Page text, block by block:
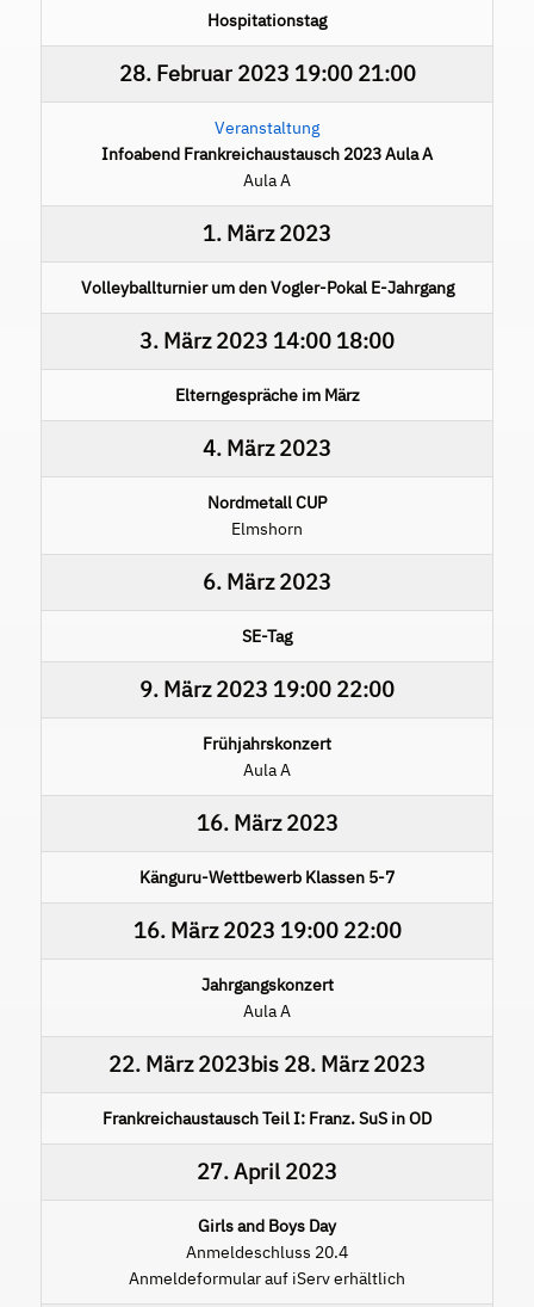
Hospitationstag
28. Februar 2023 19:00 21:00
Veranstaltung
Infoabend Frankreichaustausch 2023 Aula A
Aula A
1. März 2023
Volleyballturnier um den Vogler-Pokal E-Jahrgang
3. März 2023 14:00 18:00
Elterngespräche im März
4. März 2023
Nordmetall CUP
Elmshorn
6. März 2023
SE-Tag
9. März 2023 19:00 22:00
Frühjahrskonzert
Aula A
16. März 2023
Känguru-Wettbewerb Klassen 5-7
16. März 2023 19:00 22:00
Jahrgangskonzert
Aula A
22. März 2023bis 28. März 2023
Frankreichaustausch Teil I: Franz. SuS in OD
27. April 2023
Girls and Boys Day
Anmeldeschluss 20.4
Anmeldeformular auf iServ erhältlich